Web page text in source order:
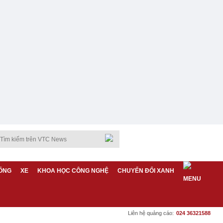
XE KHOA HỌC CÔNG NGHỆ CHUYỂN ĐỔI XANH
Liên hệ quảng cáo: 024 36321588